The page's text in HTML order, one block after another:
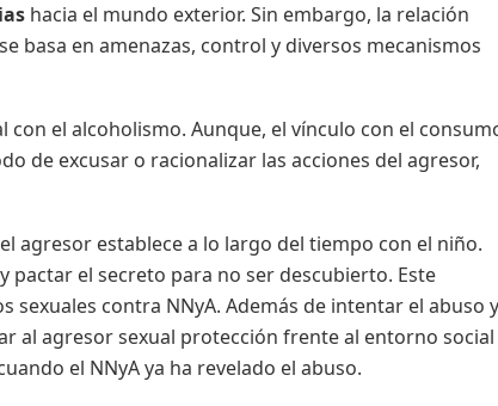
hacia el mundo exterior. Sin embargo, la relación
basa en amenazas, control y diversos mecanismos
con el alcoholismo. Aunque, el vínculo con el
de excusar o racionalizar las acciones del agresor,
agresor establece a lo largo del tiempo con el niño.
pactar el secreto para no ser descubierto. Este
sexuales contra NNyA. Además de intentar el abuso y
al agresor sexual protección frente al entorno social
el NNyA ya ha revelado el abuso.